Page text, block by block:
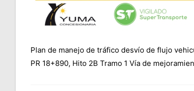
Plan de manejo de tráfico desvío de flujo
PR 18+890, Hito 2B Tramo 1 Vía de